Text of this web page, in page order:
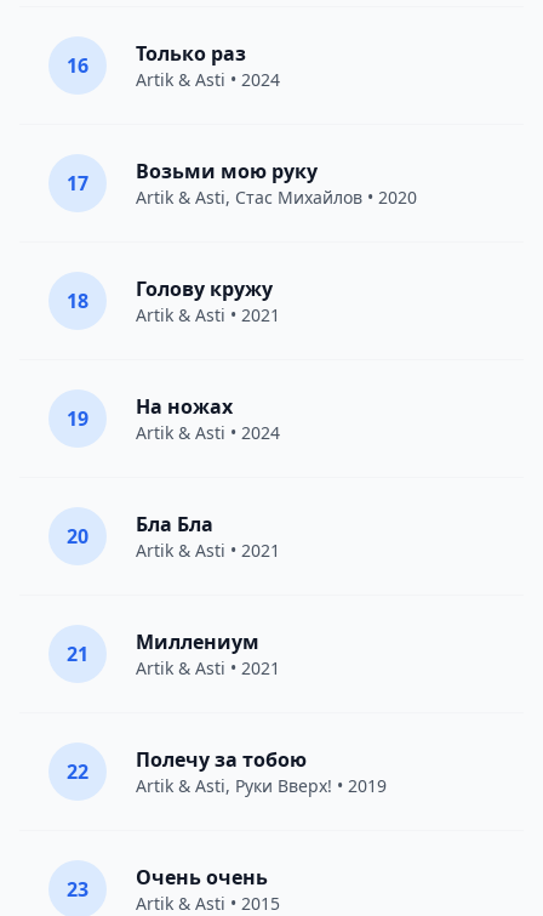
16 Только раз
Artik & Asti • 2024
17 Возьми мою руку
Artik & Asti, Стас Михайлов • 2020
18 Голову кружу
Artik & Asti • 2021
19 На ножах
Artik & Asti • 2024
20 Бла Бла
Artik & Asti • 2021
21 Миллениум
Artik & Asti • 2021
22 Полечу за тобою
Artik & Asti, Руки Вверх! • 2019
23 Очень очень
Artik & Asti • 2015